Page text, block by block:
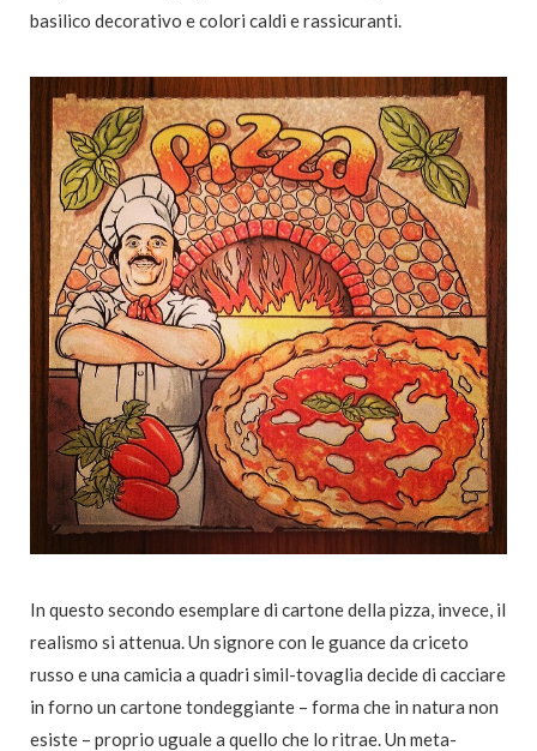
basilico decorativo e colori caldi e rassicuranti.
In questo secondo esemplare di cartone della pizza, invece, il
realismo si attenua. Un signore con le guance da criceto
russo e una camicia a quadri simil-tovaglia decide di cacciare
in forno un cartone tondeggiante – forma che in natura non
esiste – proprio uguale a quello che lo ritrae. Un meta-